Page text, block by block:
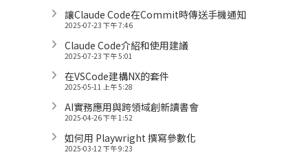
讓Claude Code在Commit時傳送手機通知
2025-07-23 下午 7:46
Claude Code介紹和使用建議
2025-07-23 下午 5:01
在VSCode建構NX的套件
2025-05-11 上午 5:28
AI實務應用與跨領域創新讀書會
2025-04-26 下午 1:52
如何用 Playwright 撰寫參數化
2025-03-12 下午 9:23